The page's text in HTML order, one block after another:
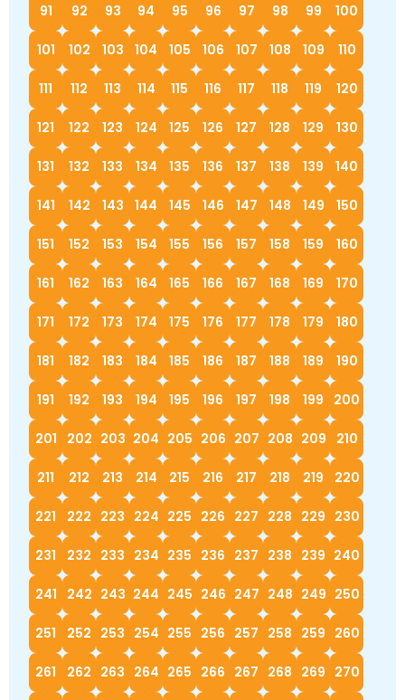
91 92 93 94 95 96 97 98 99 100
101 102 103 104 105 106 107 108 109 110
111 112 113 114 115 116 117 118 119 120
121 122 123 124 125 126 127 128 129 130
131 132 133 134 135 136 137 138 139 140
141 142 143 144 145 146 147 148 149 150
151 152 153 154 155 156 157 158 159 160
161 162 163 164 165 166 167 168 169 170
171 172 173 174 175 176 177 178 179 180
181 182 183 184 185 186 187 188 189 190
191 192 193 194 195 196 197 198 199 200
201 202 203 204 205 206 207 208 209 210
211 212 213 214 215 216 217 218 219 220
221 222 223 224 225 226 227 228 229 230
231 232 233 234 235 236 237 238 239 240
241 242 243 244 245 246 247 248 249 250
251 252 253 254 255 256 257 258 259 260
261 262 263 264 265 266 267 268 269 270